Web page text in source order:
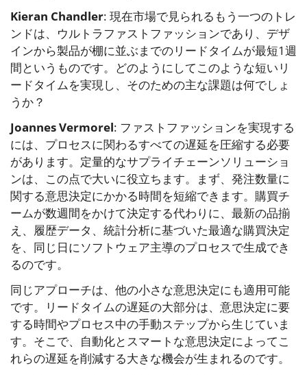
Kieran Chandler: 現在市場で見られるもう一つのトレ
ンドは、ウルトラファストファッションであり、デザ
インから製品が棚に並ぶまでのリードタイムが最短1週
間というものです。どのようにしてこのような短いリ
ードタイムを実現し、そのための主な課題は何でしょ
うか？
Joannes Vermorel: ファストファッションを実現する
には、プロセスに関わるすべての遅延を圧縮する必要
があります。定量的なサプライチェーンソリューショ
ンは、この点で大いに役立ちます。まず、発注数量に
関する意思決定にかかる時間を短縮できます。購買チ
ームが数週間をかけて決定する代わりに、最新の品揃
え、履歴データ、統計分析に基づいた最適な購買決定
を、同じ日にソフトウェア主導のプロセスで生成でき
るのです。
同じアプローチは、他の小さな意思決定にも適用可能
です。リードタイムの遅延の大部分は、意思決定に要
する時間やプロセス中の手動ステップから生じていま
す。そこで、自動化とスマートな意思決定によってこ
れらの遅延を削減する大きな機会が生まれるのです。